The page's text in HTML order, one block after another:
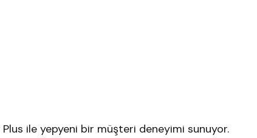
ile yepyeni bir müşteri deneyimi sunuyor.